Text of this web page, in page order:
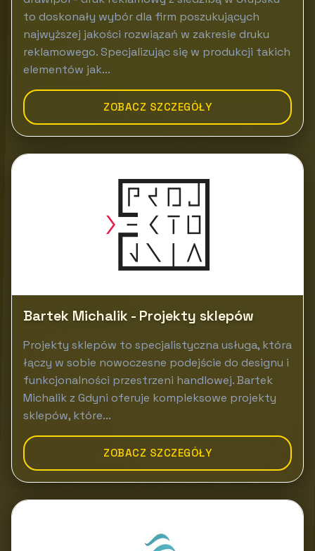
to doskonały wybór dla firm poszukujących
najwyższej jakości rozwiązań w zakresie druku
reklamowego. Specjalizując się w produkcji takich
elementów jak...
ZOBACZ SZCZEGÓŁY
Bartek Michalik - Projekty sklepów
Projekty sklepów to specjalistyczna usługa, która
łączy w sobie nowoczesne podejście do designu i
funkcjonalności przestrzeni handlowej. Bartek
Michalik z Gdyni oferuje kompleksowe projekty
sklepów, które...
ZOBACZ SZCZEGÓŁY